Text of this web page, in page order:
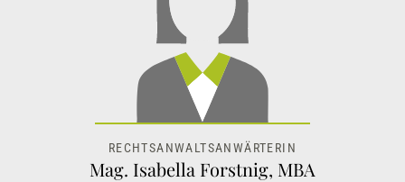
RECHTSANWALTSANWÄRTERIN
Mag. Isabella Forstnig, MBA